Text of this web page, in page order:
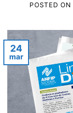
POSTED ON
24
mar